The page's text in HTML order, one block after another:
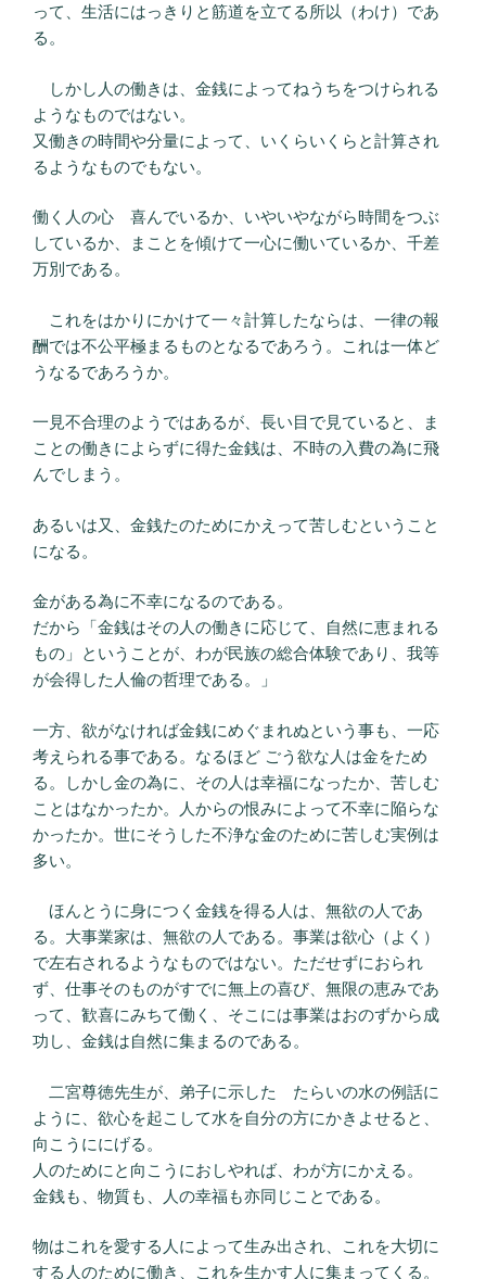
って、生活にはっきりと筋道を立てる所以（わけ）であ
る。
しかし人の働きは、金銭によってねうちをつけられる
ようなものではない。
又働きの時間や分量によって、いくらいくらと計算され
るようなものでもない。
働く人の心 喜んでいるか、いやいやながら時間をつぶ
しているか、まことを傾けて一心に働いているか、千差
万別である。
これをはかりにかけて一々計算したならは、一律の報
酬では不公平極まるものとなるであろう。これは一体ど
うなるであろうか。
一見不合理のようではあるが、長い目で見ていると、ま
ことの働きによらずに得た金銭は、不時の入費の為に飛
んでしまう。
あるいは又、金銭たのためにかえって苦しむということ
になる。
金がある為に不幸になるのである。
だから「金銭はその人の働きに応じて、自然に恵まれる
もの」ということが、わが民族の総合体験であり、我等
が会得した人倫の哲理である。」
一方、欲がなければ金銭にめぐまれぬという事も、一応
考えられる事である。なるほど ごう欲な人は金をため
る。しかし金の為に、その人は幸福になったか、苦しむ
ことはなかったか。人からの恨みによって不幸に陥らな
かったか。世にそうした不浄な金のために苦しむ実例は
多い。
ほんとうに身につく金銭を得る人は、無欲の人であ
る。大事業家は、無欲の人である。事業は欲心（よく）
で左右されるようなものではない。ただせずにおられ
ず、仕事そのものがすでに無上の喜び、無限の恵みであ
って、歓喜にみちて働く、そこには事業はおのずから成
功し、金銭は自然に集まるのである。
二宮尊徳先生が、弟子に示した たらいの水の例話に
ように、欲心を起こして水を自分の方にかきよせると、
向こうににげる。
人のためにと向こうにおしやれば、わが方にかえる。
金銭も、物質も、人の幸福も亦同じことである。
物はこれを愛する人によって生み出され、これを大切に
する人のために働き、これを生かす人に集まってくる。